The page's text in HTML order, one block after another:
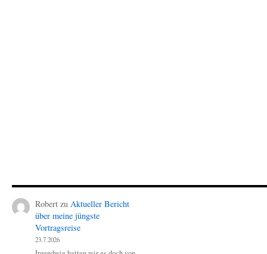
Robert zu Aktueller Bericht
über meine jüngste
Vortragsreise
23.7.2026